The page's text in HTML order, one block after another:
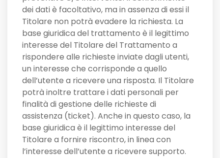
dei dati è facoltativo, ma in assenza di essi il
Titolare non potrà evadere la richiesta. La
base giuridica del trattamento è il legittimo
interesse del Titolare del Trattamento a
rispondere alle richieste inviate dagli utenti,
un interesse che corrisponde a quello
dell’utente a ricevere una risposta. Il Titolare
potrà inoltre trattare i dati personali per
finalità di gestione delle richieste di
assistenza (ticket). Anche in questo caso, la
base giuridica è il legittimo interesse del
Titolare a fornire riscontro, in linea con
l’interesse dell’utente a ricevere supporto.